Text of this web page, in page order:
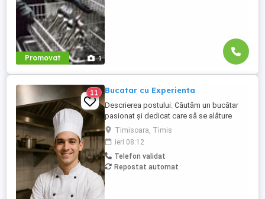
Promovat 1
11 Bucatar cu Experienta
Descrierea postului: Căutăm un bucătar
pasionat și dedicat care să se alăture
echipei noastre. Persoana potrivită va fi
responsabilă de pregătirea preparatelor
conform meniului, respectarea
standardelor de calitate și igienă, precum
și contribuirea la menținerea unei
Timisoara, Timis
ieri 08:12
Telefon validat
Repostat automat